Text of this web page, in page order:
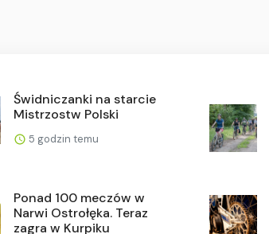
Świdniczanki na starcie
Mistrzostw Polski
5 godzin temu
Ponad 100 meczów w
Narwi Ostrołęka. Teraz
zagra w Kurpiku